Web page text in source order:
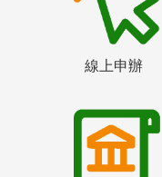
線上申辦